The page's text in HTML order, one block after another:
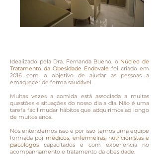
Idealizado pela Dra. Fernanda Bueno, o Núcleo de
Tratamento da Obesidade Endovale foi criado em
2016 com o objetivo de ajudar as pessoas a
emagrecer de forma saudável.
Muitas vezes a comida está associada a muitas
questões e situações do nosso dia a dia. Não é uma
tarefa fácil mudar hábitos que adquirimos ao longo
de muitos anos.
Nós entendemos isso e por isso temos uma equipe
formada por médicos, enfermeiras, nutricionistas e
psicólogos capacitados e com experiência no
acompanhamento e tratamento da obesidade.